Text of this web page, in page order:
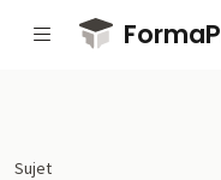
Passer au contenu principal
Sujet